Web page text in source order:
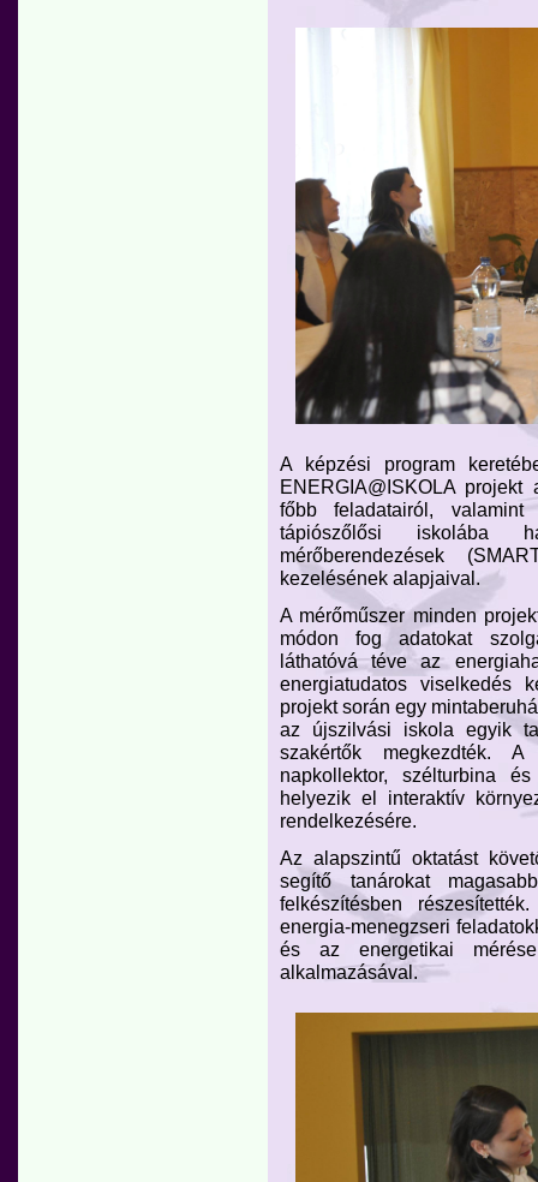
A képzési program
ENERGIA@ISKOLA
főbb feladatairól,
tápiószőlősi iskolába
mérőberendezések
kezelésének alapjaival.
A mérőműszer minden
módon fog adatokat
láthatóvá téve az
energiatudatos viselkedés
projekt során egy
az újszilvási iskola egyik
szakértők megkezdték. A
napkollektor, szélturbina
helyezik el interaktív
rendelkezésére.
Az alapszintű oktatást
segítő tanárokat
felkészítésben
energia-menegzseri
és az energetikai
alkalmazásával.